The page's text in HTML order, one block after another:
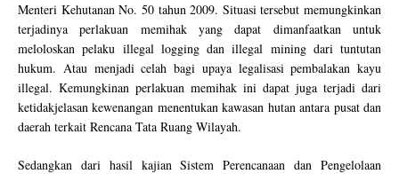
Menteri Kehutanan No. 50 tahun 2009. Situasi tersebut memungkinkan
terjadinya perlakuan memihak yang dapat dimanfaatkan untuk
meloloskan pelaku illegal logging dan illegal mining dari tuntutan
hukum. Atau menjadi celah bagi upaya legalisasi pembalakan kayu
illegal. Kemungkinan perlakuan memihak ini dapat juga terjadi dari
ketidakjelasan kewenangan menentukan kawasan hutan antara pusat dan
daerah terkait Rencana Tata Ruang Wilayah.
Sedangkan dari hasil kajian Sistem Perencanaan dan Pengelolaan